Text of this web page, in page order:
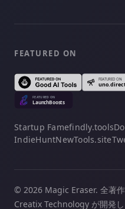
FEATURED ON
Startup Famefindly.tools
IndieHuntNewTools.site
© 2026 Magic Eraser. 全著作
Creatix Technology が開発し